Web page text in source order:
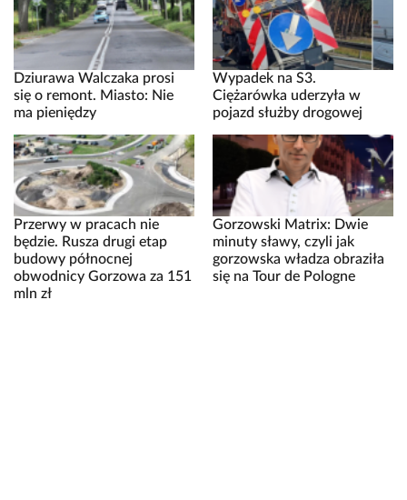
Dziurawa Walczaka prosi
się o remont. Miasto: Nie
ma pieniędzy
Wypadek na S3.
Ciężarówka uderzyła w
pojazd służby drogowej
Przerwy w pracach nie
będzie. Rusza drugi etap
budowy północnej
obwodnicy Gorzowa za 151
mln zł
Gorzowski Matrix: Dwie
minuty sławy, czyli jak
gorzowska władza obraziła
się na Tour de Pologne